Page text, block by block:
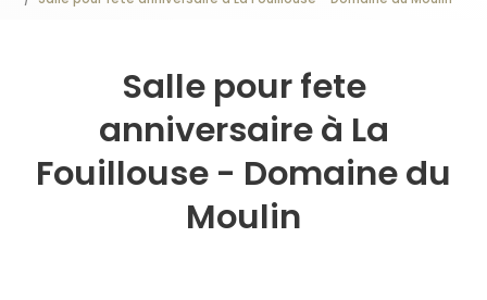
Salle pour fete
anniversaire à La
Fouillouse - Domaine du
Moulin